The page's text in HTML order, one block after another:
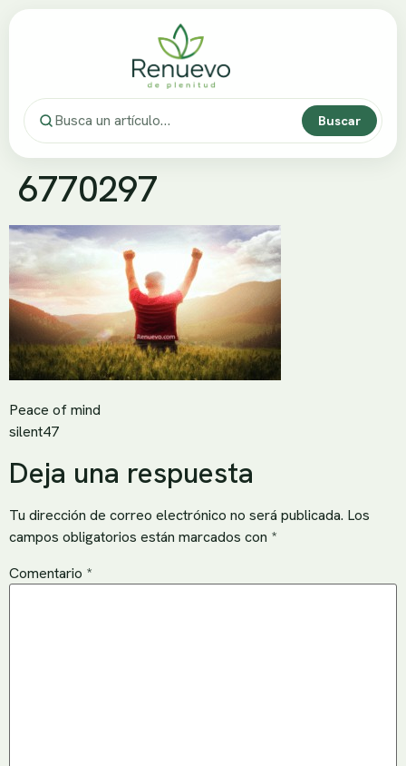
Buscar
6770297
Peace of mind
silent47
Deja una respuesta
Tu dirección de correo electrónico no será publicada. Los
campos obligatorios están marcados con *
Comentario *